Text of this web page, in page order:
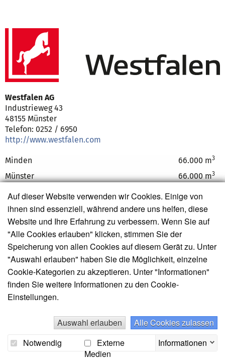
Westfalen AG
Industrieweg 43
48155 Münster
Telefon: 0252 / 6950
http://www.westfalen.com
Minden 66.000 m3
Münster 66.000 m3
Außerordentliche Mitglieder
Telefon: +49 6151 388 0
info-de@arcadis.com
Auf dieser Website verwenden wir Cookies. Einige von
ihnen sind essenziell, während andere uns helfen, diese
Website und Ihre Erfahrung zu verbessern. Wenn Sie auf
"Alle Cookies erlauben" klicken, stimmen Sie der
Speicherung von allen Cookies auf diesem Gerät zu. Unter
"Auswahl erlauben" haben Sie die Möglichkeit, einzelne
Cookie-Kategorien zu akzeptieren. Unter "Informationen"
finden Sie weitere Informationen zu den Cookie-
Einstellungen.
Auswahl erlauben
Alle Cookies zulassen
Notwendig
Externe
Medien
Informationen